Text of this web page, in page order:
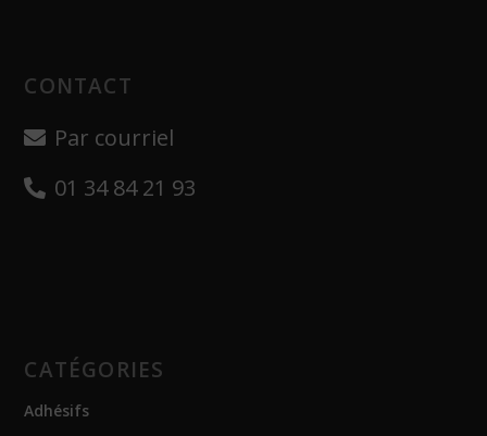
CONTACT
Par courriel
01 34 84 21 93
CATÉGORIES
Adhésifs